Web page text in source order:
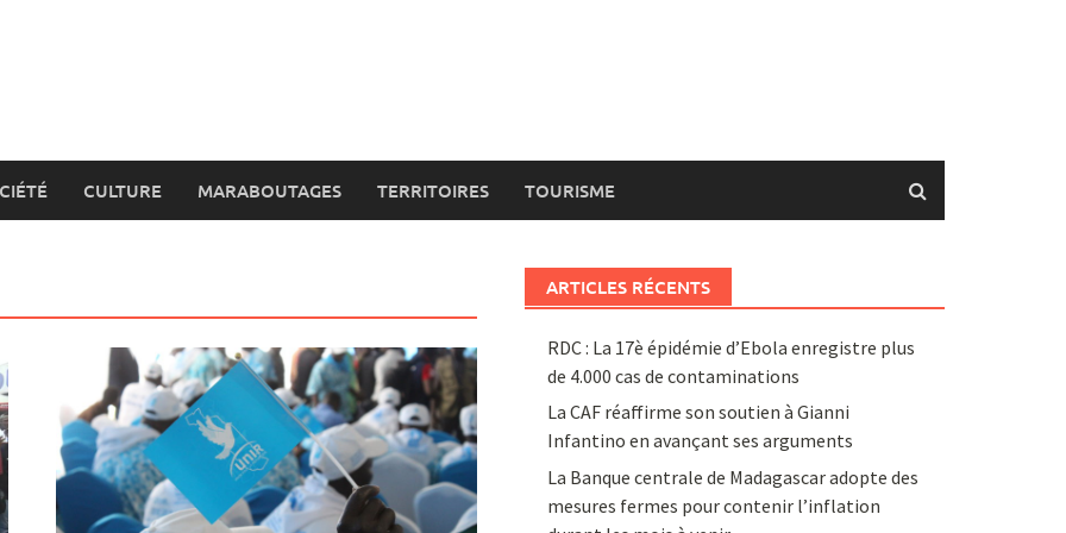
CULTURE MARABOUTAGES TERRITOIRES TOURISME
ARTICLES RÉCENTS
RDC : La 17è épidémie d’Ebola enregistre plus
de 4.000 cas de contaminations
La CAF réaffirme son soutien à Gianni
Infantino en avançant ses arguments
La Banque centrale de Madagascar adopte des
mesures fermes pour contenir l’inflation